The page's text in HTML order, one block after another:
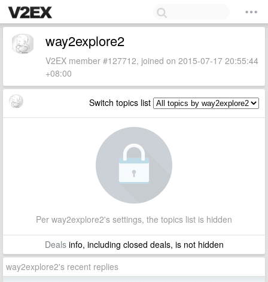
way2explore2
V2EX member #127712, joined on 2015-07-17 20:55:44
+08:00
Switch topics list
Per way2explore2's settings, the topics list is hidden
Dealsinfo, including closed deals, is not hidden
way2explore2's recent replies